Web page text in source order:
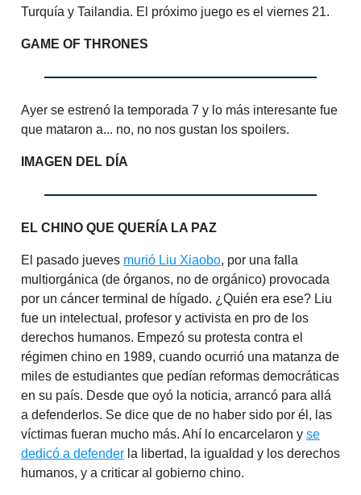
Turquía y Tailandia. El próximo juego es el viernes 21.
GAME OF THRONES
Ayer se estrenó la temporada 7 y lo más interesante fue
que mataron a... no, no nos gustan los spoilers.
IMAGEN DEL DÍA
EL CHINO QUE QUERÍA LA PAZ
El pasado jueves murió Liu Xiaobo, por una falla
multiorgánica (de órganos, no de orgánico) provocada
por un cáncer terminal de hígado. ¿Quién era ese? Liu
fue un intelectual, profesor y activista en pro de los
derechos humanos. Empezó su protesta contra el
régimen chino en 1989, cuando ocurrió una matanza de
miles de estudiantes que pedían reformas democráticas
en su país. Desde que oyó la noticia, arrancó para allá
a defenderlos. Se dice que de no haber sido por él, las
víctimas fueran mucho más. Ahí lo encarcelaron y se
dedicó a defender la libertad, la igualdad y los derechos
humanos, y a criticar al gobierno chino.